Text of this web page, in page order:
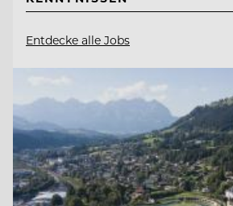
Entdecke alle Jobs